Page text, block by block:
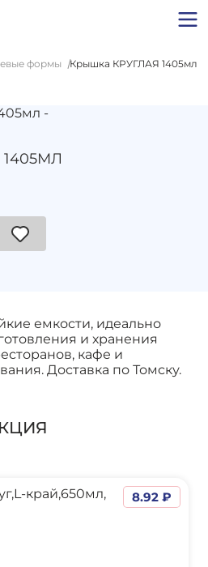
формы Крышка КРУГЛАЯ 1405мл
емкости, идеально
и хранения
кафе и
Доставка по Томску.
8.92 ₽